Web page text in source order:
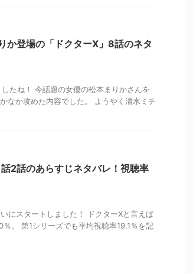
か登場の「ドクターX」8話のネタ
たね！ 今話題の女優の松本まりかさんを
なか攻めた内容でした。 ようやく清水ミチ
2話のあらすじネタバレ！視聴率
にスタートしました！ ドクターXと言えば
。 第1シリーズでも平均視聴率19.1％を記